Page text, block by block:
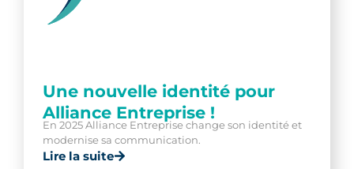
Une nouvelle identité pour
Alliance Entreprise !
En 2025 Alliance Entreprise change son identité et
modernise sa communication.
Lire la suite